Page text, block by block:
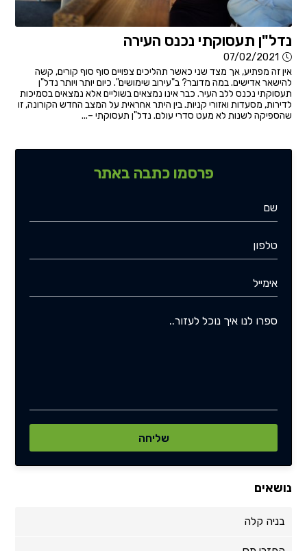
נדל"ן תעסוקתי נכנס העירה
07/02/2021
אין זה מפתיע, אך מצד שני כאשר תהליכים צפויים סוף סוף קורים, קשה
להישאר אדישים. במה מדובר? ב"עירוב שימושים". כיום יותר ויותר נדל"ן
תעסוקתי נכנס ללב העיר. כבר אינו נמצאים בשוליים אלא נמצאים בסמיכות
לדירות, מסעדות ואזורי קניות. בין היתר אחראית על המצב החדש הקורונה, זו
שהספיקה לשנות לא מעט סדרי עולם. נדל"ן תעסוקתי –...
פרסמו כתבה באתר
נושאים
בניה קלה